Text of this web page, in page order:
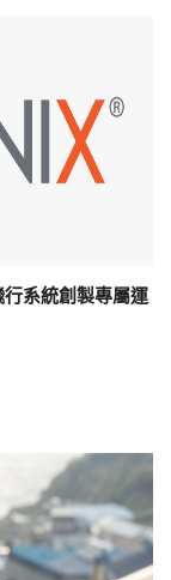
系統創製專屬運